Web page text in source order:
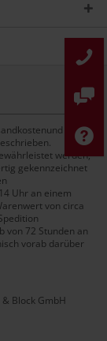
ggf.
werden,
gekennzeichnet
Uhr an einem
von circa
von 72 Stunden an
vorab darüber
Block GmbH